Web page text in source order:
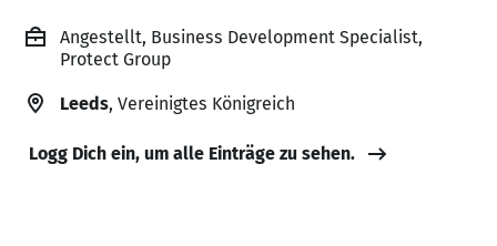
Angestellt, Business Development Specialist,
Protect Group
Leeds, Vereinigtes Königreich
Logg Dich ein, um alle Einträge zu sehen.